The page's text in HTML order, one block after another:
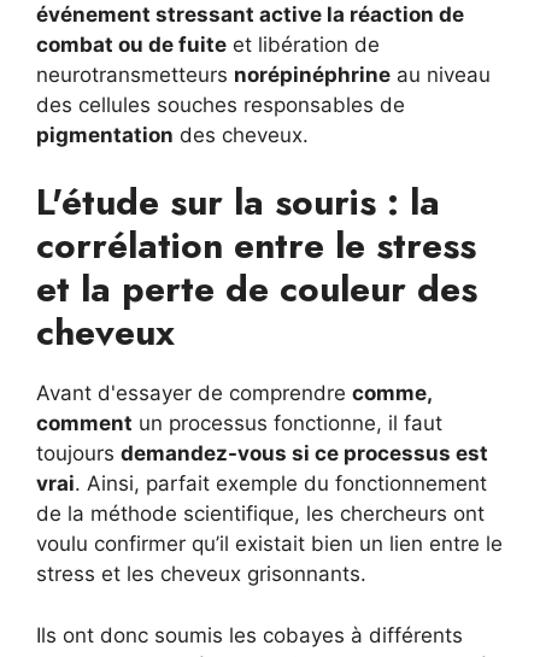
événement stressant active la réaction de
combat ou de fuite et libération de
neurotransmetteurs norépinéphrine au niveau
des cellules souches responsables de
pigmentation des cheveux.
L'étude sur la souris : la
corrélation entre le stress
et la perte de couleur des
cheveux
Avant d'essayer de comprendre comme,
comment un processus fonctionne, il faut
toujours demandez-vous si ce processus est
vrai. Ainsi, parfait exemple du fonctionnement
de la méthode scientifique, les chercheurs ont
voulu confirmer qu’il existait bien un lien entre le
stress et les cheveux grisonnants.
Ils ont donc soumis les cobayes à différents